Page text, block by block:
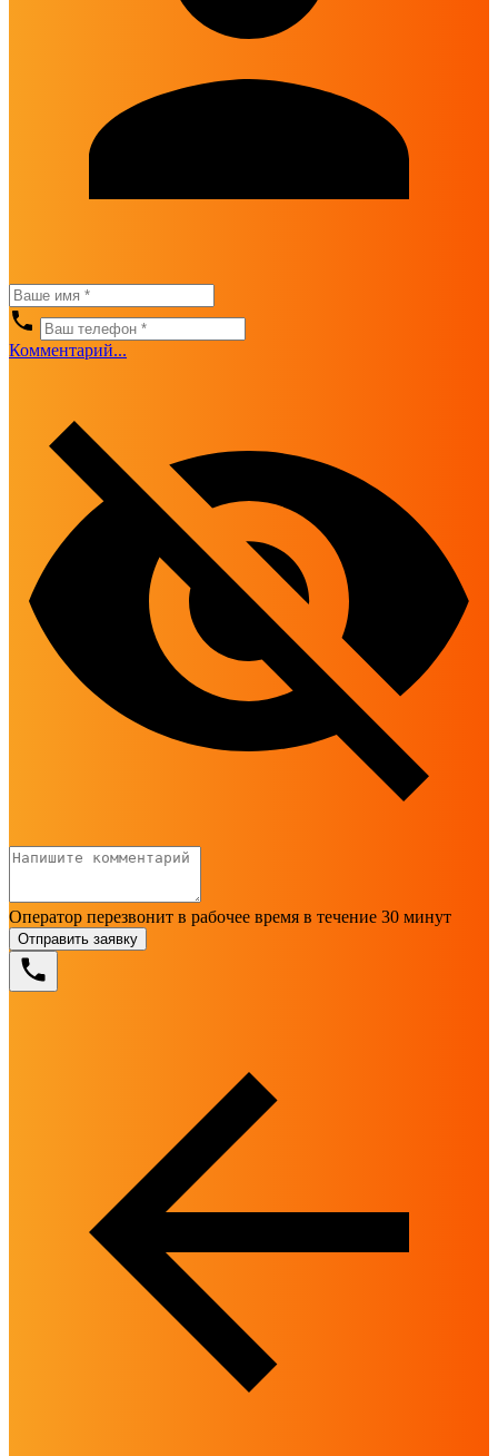
Комментарий...
Оператор перезвонит в рабочее время в течение 30 минут
Отправить заявку